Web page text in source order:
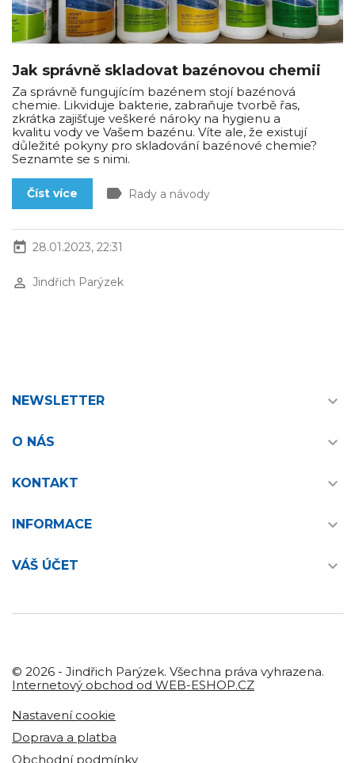
Jak správně skladovat bazénovou chemii
Za správně fungujícím bazénem stojí bazénová
chemie. Likviduje bakterie, zabraňuje tvorbě řas,
zkrátka zajišťuje veškeré nároky na hygienu a
kvalitu vody ve Vašem bazénu. Víte ale, že existují
důležité pokyny pro skladování bazénové chemie?
Seznamte se s nimi.
Číst více label Rady a návody
today 28.01.2023, 22:31
perm_identity Jindřich Parýzek
NEWSLETTER 
O NÁS 
KONTAKT 
INFORMACE 
VÁŠ ÚČET 
© 2026 - Jindřich Parýzek. Všechna práva vyhrazena.
Internetový obchod od WEB-ESHOP.CZ
Nastavení cookie
Doprava a platba
Obchodní podmínky